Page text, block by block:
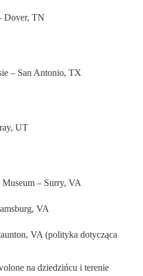
Dover, TN
– San Antonio, TX
UT
– Surry, VA
VA
VA (polityka dotycząca
na dziedzińcu i terenie